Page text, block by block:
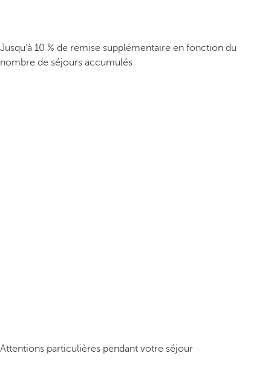
Jusqu’à 10 % de remise supplémentaire en fonction du
nombre de séjours accumulés
Attentions particulières pendant votre séjour